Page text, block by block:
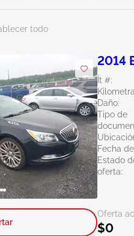
todo
2014
Ít #:
Daño:
Tipo de
Fecha
Estado
oferta:
Oferta
$0